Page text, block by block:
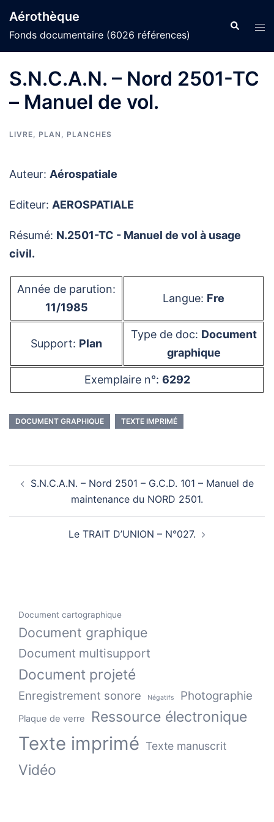
au
contenu
Aérothèque
Fonds documentaire (6026 références)
S.N.C.A.N. – Nord 2501-TC
– Manuel de vol.
LIVRE, PLAN , PLANCHES
Auteur: Aérospatiale
Editeur: AEROSPATIALE
Résumé: N.2501-TC - Manuel de vol à usage
civil.
Année de parution:
11/1985
Langue: Fre
Support: Plan
Type de doc: Document
graphique
Exemplaire n°: 6292
DOCUMENT GRAPHIQUE TEXTE IMPRIMÉ
d’article
S.N.C.A.N. – Nord 2501 – G.C.D. 101 – Manuel de
maintenance du NORD 2501.
Le TRAIT D’UNION – N°027.
Document cartographique
Document graphique
Document multisupport
Document projeté
Enregistrement sonore Négatifs Photographie
Plaque de verre Ressource électronique
Texte imprimé Texte manuscrit
Vidéo